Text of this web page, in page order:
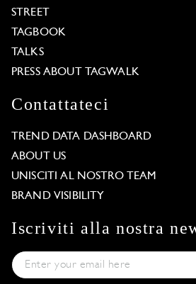
STREET
TAGBOOK
TALKS
PRESS ABOUT TAGWALK
Contattateci
TREND DATA DASHBOARD
ABOUT US
UNISCITI AL NOSTRO TEAM
BRAND VISIBILITY
Iscriviti alla nostra